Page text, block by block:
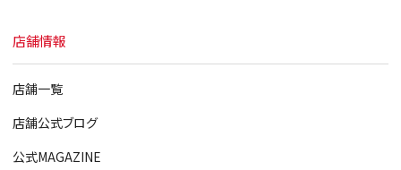
店舗情報
店舗一覧
店舗公式ブログ
公式MAGAZINE